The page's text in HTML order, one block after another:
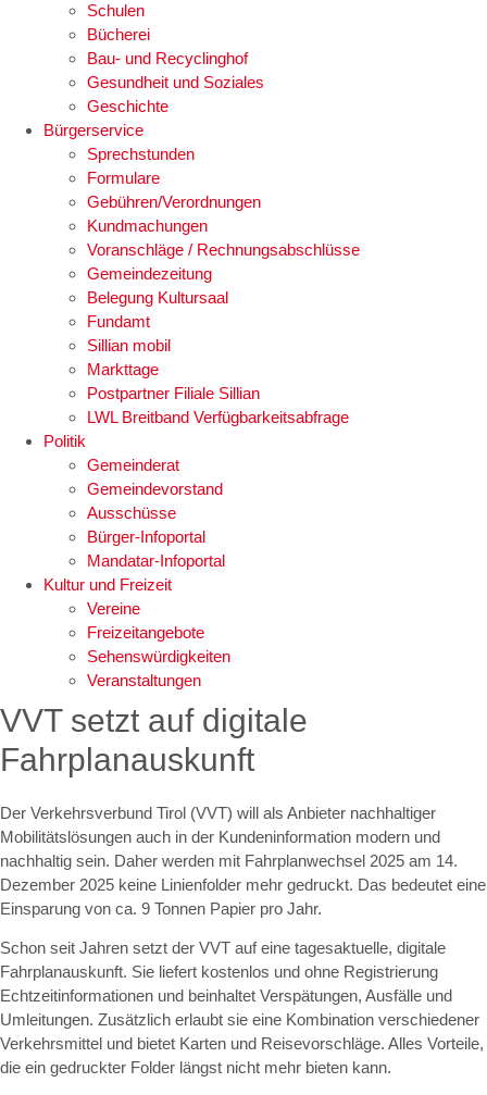
Schulen
Bücherei
Bau- und Recyclinghof
Gesundheit und Soziales
Geschichte
Bürgerservice
Sprechstunden
Formulare
Gebühren/Verordnungen
Kundmachungen
Voranschläge / Rechnungsabschlüsse
Gemeindezeitung
Belegung Kultursaal
Fundamt
Sillian mobil
Markttage
Postpartner Filiale Sillian
LWL Breitband Verfügbarkeitsabfrage
Politik
Gemeinderat
Gemeindevorstand
Ausschüsse
Bürger-Infoportal
Mandatar-Infoportal
Kultur und Freizeit
Vereine
Freizeitangebote
Sehenswürdigkeiten
Veranstaltungen
VVT setzt auf digitale
Fahrplanauskunft
Der Verkehrsverbund Tirol (VVT) will als Anbieter nachhaltiger
Mobilitätslösungen auch in der Kundeninformation modern und
nachhaltig sein. Daher werden mit Fahrplanwechsel 2025 am 14.
Dezember 2025 keine Linienfolder mehr gedruckt. Das bedeutet eine
Einsparung von ca. 9 Tonnen Papier pro Jahr.
Schon seit Jahren setzt der VVT auf eine tagesaktuelle, digitale
Fahrplanauskunft. Sie liefert kostenlos und ohne Registrierung
Echtzeitinformationen und beinhaltet Verspätungen, Ausfälle und
Umleitungen. Zusätzlich erlaubt sie eine Kombination verschiedener
Verkehrsmittel und bietet Karten und Reisevorschläge. Alles Vorteile,
die ein gedruckter Folder längst nicht mehr bieten kann.